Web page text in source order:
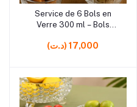
Ajouter au panier
Service de 6 Bols en
Verre 300 ml – Bols
Salades, Fruits et
(د.ت) 17,000